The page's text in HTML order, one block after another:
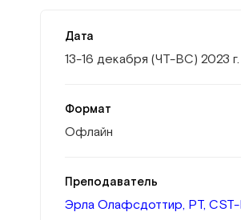
Дата
13-16 декабря (ЧТ-ВС) 2023 г.
Формат
Офлайн
Преподаватель
Эрла Олафсдоттир, PT, CST-